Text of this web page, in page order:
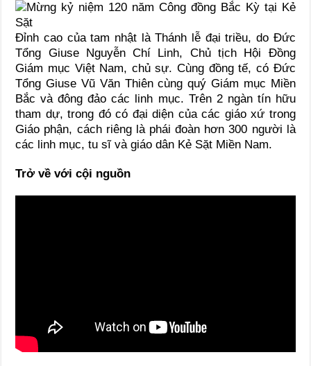
Đỉnh cao của tam nhật là Thánh lễ đại triều, do Đức
Tổng Giuse Nguyễn Chí Linh, Chủ tịch Hội Đồng
Giám mục Việt Nam, chủ sự. Cùng đồng tế, có Đức
Tổng Giuse Vũ Văn Thiên cùng quý Giám mục Miền
Bắc và đông đảo các linh mục. Trên 2 ngàn tín hữu
tham dự, trong đó có đại diện của các giáo xứ trong
Giáo phận, cách riêng là phái đoàn hơn 300 người là
các linh mục, tu sĩ và giáo dân Kẻ Sặt Miền Nam.
Trở về với cội nguồn